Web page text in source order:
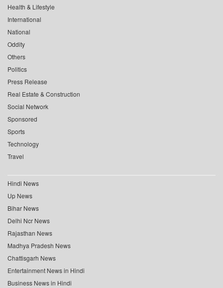
Health & Lifestyle
International
National
Oddity
Others
Politics
Press Release
Real Estate & Construction
Social Network
Sponsored
Sports
Technology
Travel
Hindi News
Up News
Bihar News
Delhi Ncr News
Rajasthan News
Madhya Pradesh News
Chattisgarh News
Entertainment News in Hindi
Business News in Hindi